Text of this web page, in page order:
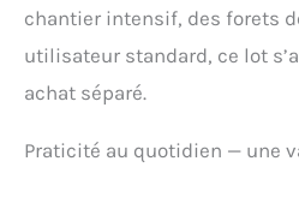
chantier intensif, des forets
utilisateur standard, ce lot
achat séparé.
Praticité au quotidien — une